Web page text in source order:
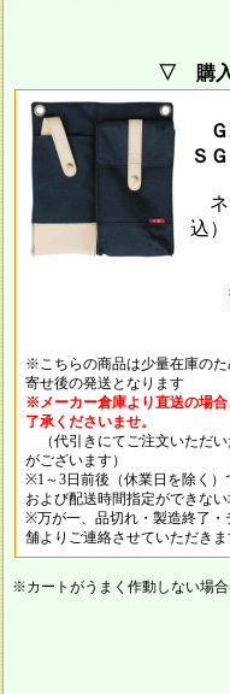
▽ 購
Ｓ
ネ
込）
※こちらの商品は少量在庫の
寄せ後の発送となります
※メーカー倉庫より直送の場
了承くださいませ。
（代引きにてご注文いただい
がございます）
※1～3日前後（休業日を除く）
および配送時間指定ができない
※万が一、品切れ・製造終了・
舗よりご連絡させていただきま
※カートがうまく作動しない場合